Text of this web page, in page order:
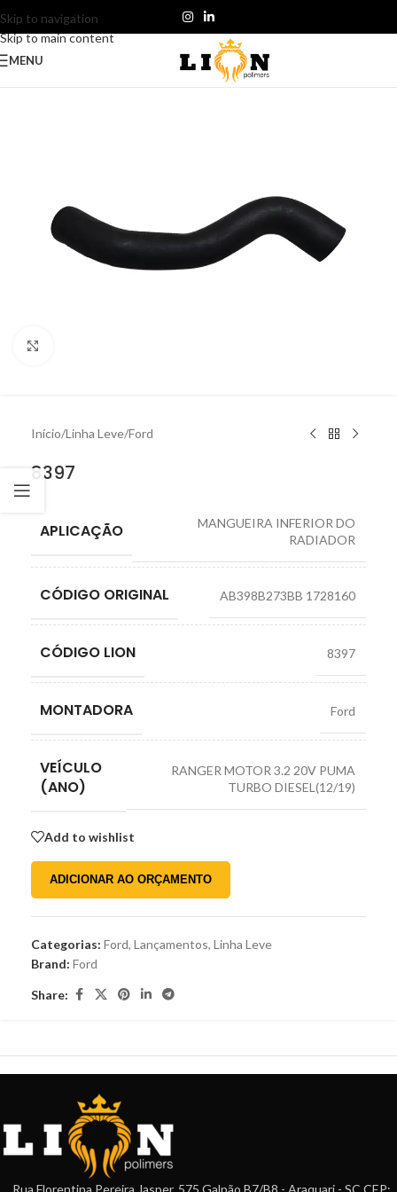
Skip to navigation
Skip to main content
MENU
Início/Linha Leve/Ford
8397
APLICAÇÃO
MANGUEIRA INFERIOR DO
RADIADOR
CÓDIGO ORIGINAL AB398B273BB 1728160
CÓDIGO LION 8397
MONTADORA Ford
VEÍCULO
(ANO)
RANGER MOTOR 3.2 20V PUMA
TURBO DIESEL(12/19)
Add to wishlist
ADICIONAR AO ORÇAMENTO
Categorias: Ford, Lançamentos, Linha Leve
Brand: Ford
Share: